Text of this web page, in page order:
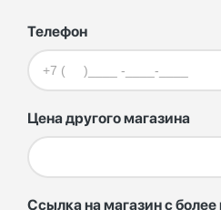
Телефон
Цена другого магазина
Ссылка на магазин с более